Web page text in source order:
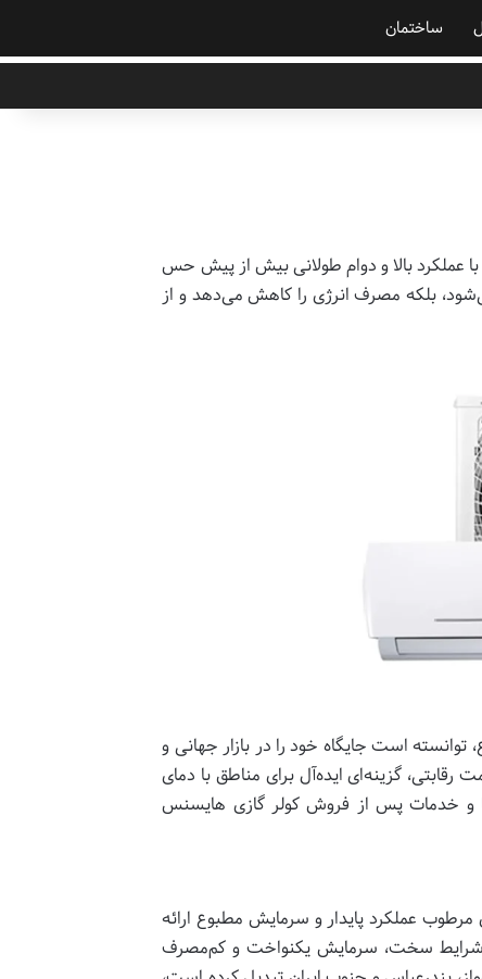
ساختمان
با عملکرد بالا و دوام طولانی بیش از پیش حس
بلکه مصرف انرژی را کاهش می‌دهد و از
است جایگاه خود را در بازار جهانی و
رقابتی، گزینه‌ای ایده‌آل برای مناطق با دمای
و خدمات پس از فروش کولر گازی هایسنس
عملکرد پایدار و سرمایش مطبوع ارائه
شرایط سخت، سرمایش یکنواخت و کم‌مصرف